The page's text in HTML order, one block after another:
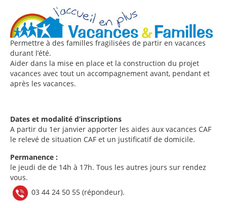
Permettre à des familles fragilisées de partir en vacances
durant l’été.
Aider dans la mise en place et la construction du projet
vacances avec tout un accompagnement avant, pendant et
après les vacances.
Dates et modalité d’inscriptions
A partir du 1er janvier apporter les aides aux vacances CAF
le relevé de situation CAF et un justificatif de domicile.
Permanence :
le jeudi de de 14h à 17h. Tous les autres jours sur rendez
vous.
03 44 24 50 55 (répondeur).